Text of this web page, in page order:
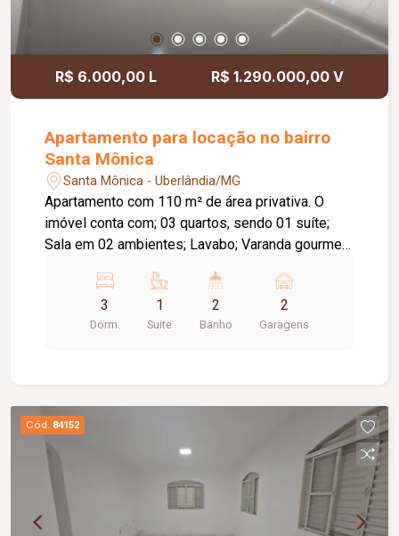
R$ 6.000,00 L R$ 1.290.000,00 V
Apartamento para locação no bairro
Santa Mônica
Santa Mônica - Uberlândia/MG
Apartamento com 110 m² de área privativa. O
imóvel conta com; 03 quartos, sendo 01 suíte;
Sala em 02 ambientes; Lavabo; Varanda gourmet
de ilha; 03 vagas de garagem; O condomínio
conta com: Piscina; Academia; Espaço fitness
funcional; Sauna; Coworking; Salão de festas;
valor do condomínio; Gás encanado.
3
Dorm.
1
Suite
2
Banho
2
Garagens
Cód. 84152